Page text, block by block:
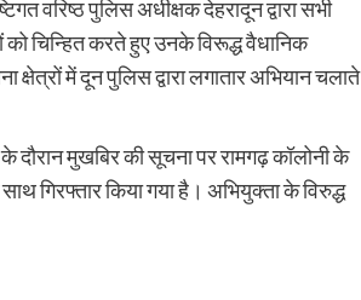
वरिष्ठ पुलिस अधीक्षक देहरादून द्वारा सभी
चिन्हित करते हुए उनके विरूद्ध वैधानिक
में दून पुलिस द्वारा लगातार अभियान चलाते
दौरान मुखबिर की सूचना पर रामगढ़ कॉलोनी के
गिरफ्तार किया गया है। अभियुक्ता के विरुद्ध